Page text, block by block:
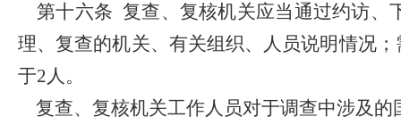
第十六条 复查、复核机关应当通过约访、
理、复查的机关、有关组织、人员说明情况
于2人。
复查、复核机关工作人员对于调查中涉及